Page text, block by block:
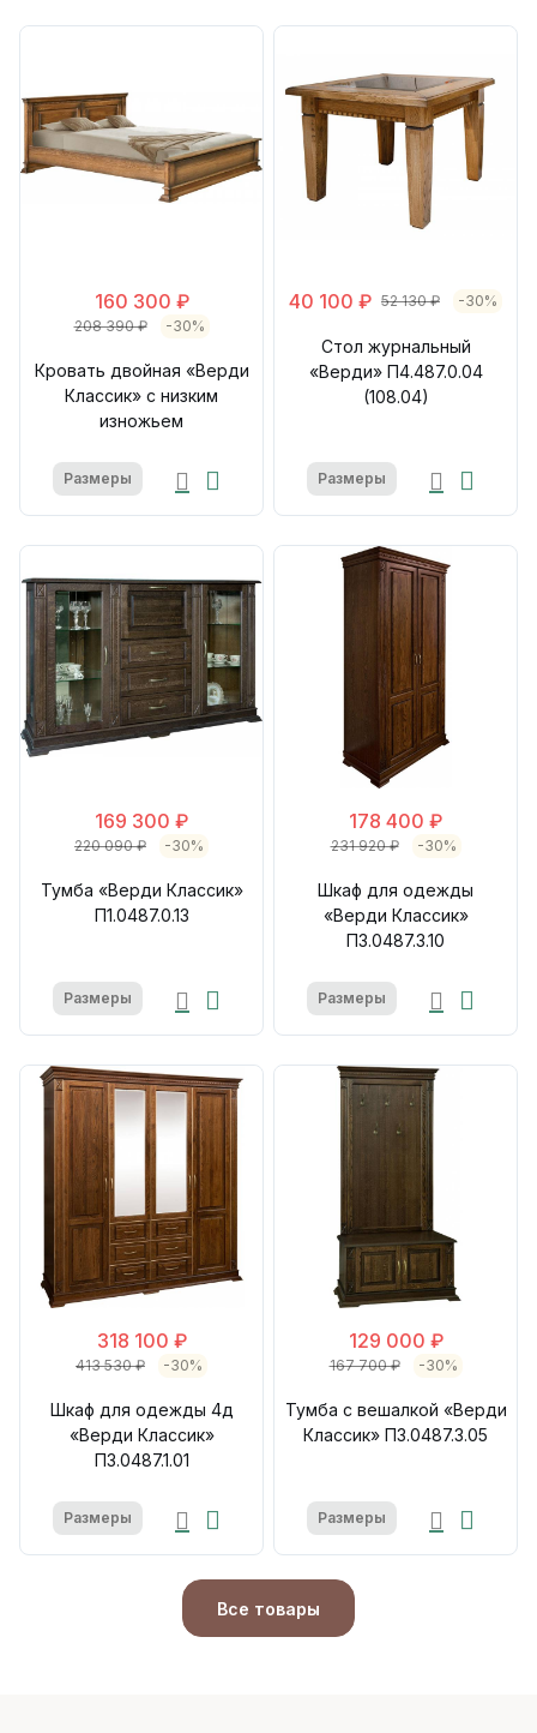
160 300 ₽
208 390 ₽ -30%
Кровать двойная «Верди
Классик» с низким
изножьем
Размеры
40 100 ₽ 52 130 ₽ -30%
Стол журнальный
«Верди» П4.487.0.04
(108.04)
Размеры
169 300 ₽
220 090 ₽ -30%
Тумба «Верди Классик»
П1.0487.0.13
Размеры
178 400 ₽
231 920 ₽ -30%
Шкаф для одежды
«Верди Классик»
П3.0487.3.10
Размеры
318 100 ₽
413 530 ₽ -30%
Шкаф для одежды 4д
«Верди Классик»
П3.0487.1.01
Размеры
129 000 ₽
167 700 ₽ -30%
Тумба с вешалкой «Верди
Классик» П3.0487.3.05
Размеры
Все товары